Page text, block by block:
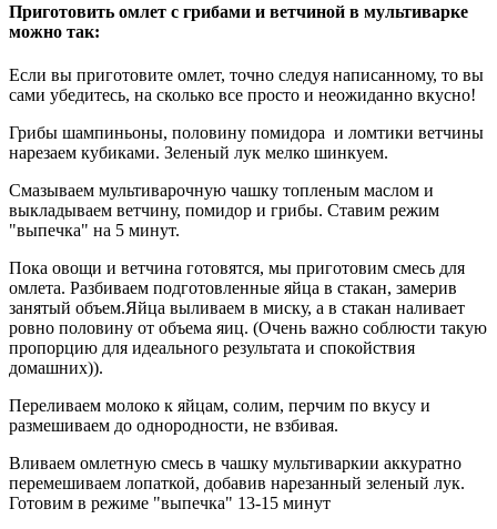
Приготовить омлет с грибами и ветчиной в мультиварке
можно так:
Если вы приготовите омлет, точно следуя написанному, то вы
сами убедитесь, на сколько все просто и неожиданно вкусно!
Грибы шампиньоны, половину помидора и ломтики ветчины
нарезаем кубиками. Зеленый лук мелко шинкуем.
Смазываем мультиварочную чашку топленым маслом и
выкладываем ветчину, помидор и грибы. Ставим режим
"выпечка" на 5 минут.
Пока овощи и ветчина готовятся, мы приготовим смесь для
омлета. Разбиваем подготовленные яйца в стакан, замерив
занятый объем.Яйца выливаем в миску, а в стакан наливает
ровно половину от объема яиц. (Очень важно соблюсти такую
пропорцию для идеального результата и спокойствия
домашних)).
Переливаем молоко к яйцам, солим, перчим по вкусу и
размешиваем до однородности, не взбивая.
Вливаем омлетную смесь в чашку мультиваркии аккуратно
перемешиваем лопаткой, добавив нарезанный зеленый лук.
Готовим в режиме "выпечка" 13-15 минут